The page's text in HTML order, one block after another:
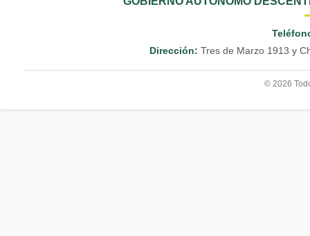
Dirección: Tres de Marzo 1913 y
© 2026